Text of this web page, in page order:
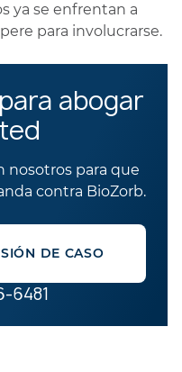
ya se enfrentan a
para involucrarse.
abogar
nosotros para que
contra BioZorb.
DE CASO
6481